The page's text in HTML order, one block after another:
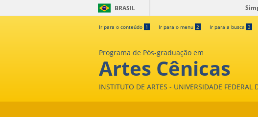
BRASIL
Ir para o conteúdo 1 Ir para o menu 2 Ir para a busca 3
Programa de Pós-graduação em
Artes Cênicas
INSTITUTO DE ARTES - UNIVERSIDADE FEDERAL